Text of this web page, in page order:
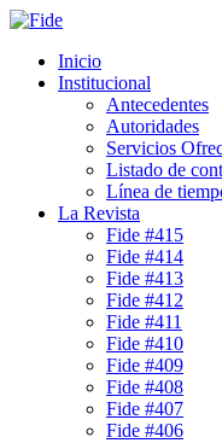
Inicio
Institucional
Antecedentes
Autoridades
Servicios
Listado de
Línea de
La Revista
Fide #415
Fide #414
Fide #413
Fide #412
Fide #411
Fide #410
Fide #409
Fide #408
Fide #407
Fide #406